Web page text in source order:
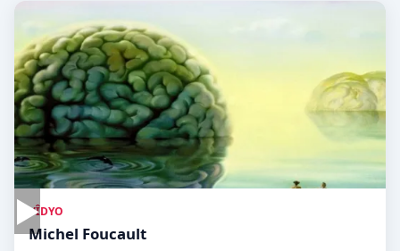
▶VÎDYO
Michel Foucault